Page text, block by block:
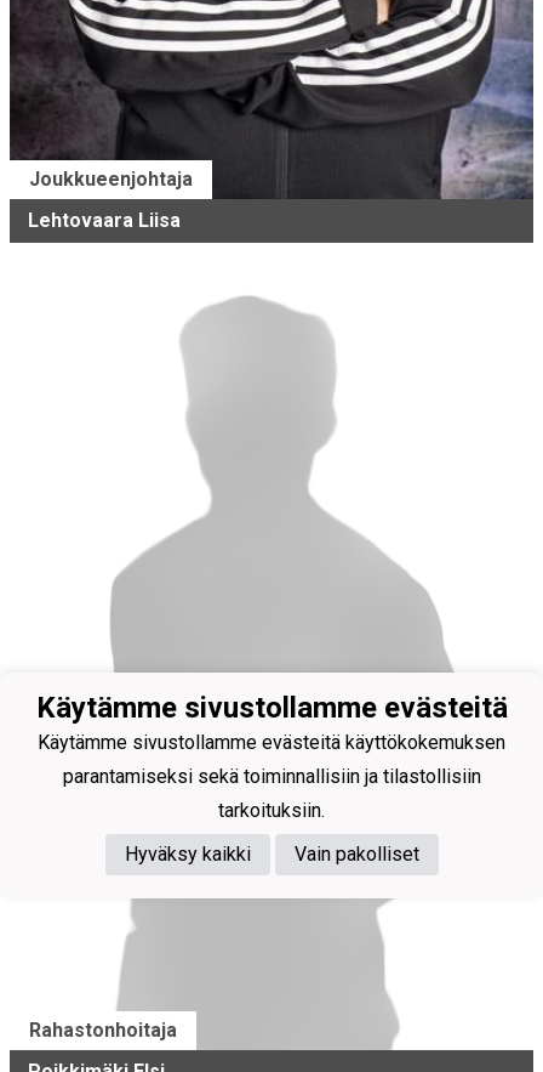
Joukkueenjohtaja
Lehtovaara Liisa
Rahastonhoitaja
Käytämme sivustollamme evästeitä
Käytämme sivustollamme evästeitä käyttökokemuksen
parantamiseksi sekä toiminnallisiin ja tilastollisiin
tarkoituksiin.
Hyväksy kaikki
Vain pakolliset